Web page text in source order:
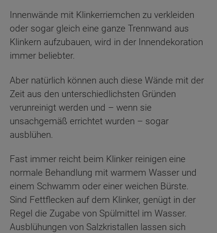
Innenwände mit Klinkerriemchen zu verkleiden
oder sogar gleich eine ganze Trennwand aus
Klinkern aufzubauen, wird in der Innendekoration
immer beliebter.
Aber natürlich können auch diese Wände mit der
Zeit aus den unterschiedlichsten Gründen
verunreinigt werden und – wenn sie
unsachgemäß errichtet wurden – sogar
ausblühen.
Fast immer reicht beim Klinker reinigen eine
normale Behandlung mit warmem Wasser und
einem Schwamm oder einer weichen Bürste.
Sind Fettflecken auf dem Klinker, genügt in der
Regel die Zugabe von Spülmittel im Wasser.
Ausblühungen von Salzkristallen lassen sich